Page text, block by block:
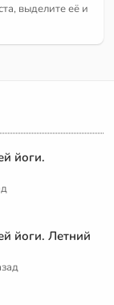
выделите её и
йоги.
йоги. Летний